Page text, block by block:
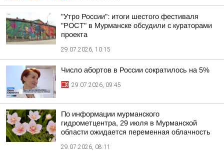
"Утро России": итоги шестого фестиваля
"РОСТ" в Мурманске обсудили с кураторами
проекта
29.07.2026, 10:15
Число абортов в России сократилось на 5%
29.07.2026, 09:45
По информации мурманского
гидрометцентра, 29 июля в Мурманской
области ожидается переменная облачность
29.07.2026, 08:11